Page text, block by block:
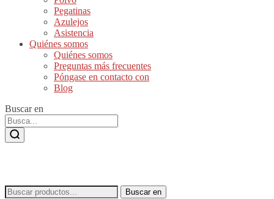
Pegatinas
Azulejos
Asistencia
Quiénes somos
Quiénes somos
Preguntas más frecuentes
Póngase en contacto con
Blog
Buscar en
Buscar: Buscar en